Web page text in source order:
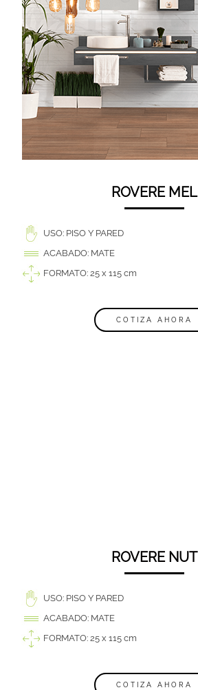
ROVERE MEL
USO: PISO Y PARED
ACABADO: MATE
FORMATO: 25 x 115 cm
COTIZA AHORA
ROVERE NUT
USO: PISO Y PARED
ACABADO: MATE
FORMATO: 25 x 115 cm
COTIZA AHORA